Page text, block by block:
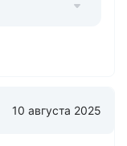
10 августа 2025